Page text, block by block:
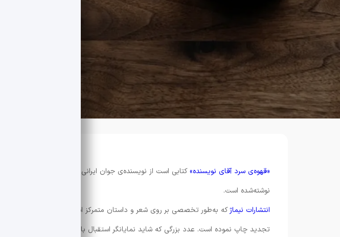
«قهوه‌ی سرد آقای نویسنده»کتابی است از نویسنده‌ی جوان ایرانی، روزبه معین. این کتاب
نوشته‌شده است.
انتشارات نیماژکه به‌طور تخصصی بر روی شعر و داستان متمرکز است این کتاب را منتشر
تجدید چاپ نموده است. عدد بزرگی که شاید نمایانگر استقبال بالای مخاطب باشد اما حداقل